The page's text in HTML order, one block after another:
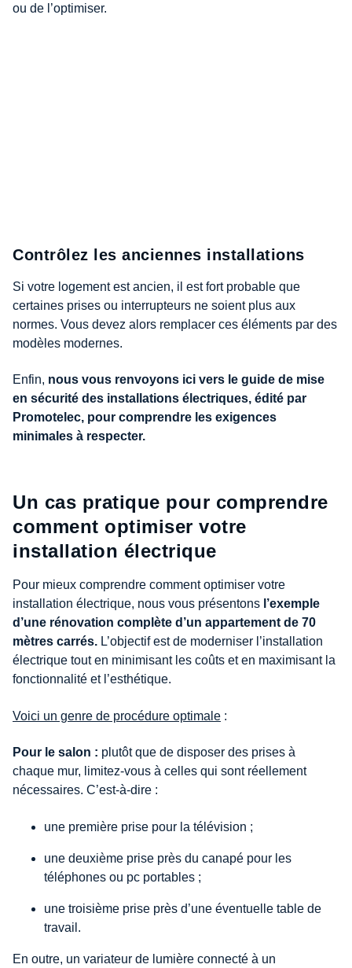
ou de l’optimiser.
Contrôlez les anciennes installations
Si votre logement est ancien, il est fort probable que
certaines prises ou interrupteurs ne soient plus aux
normes. Vous devez alors remplacer ces éléments par des
modèles modernes.
Enfin, nous vous renvoyons ici vers le guide de mise
en sécurité des installations électriques, édité par
Promotelec, pour comprendre les exigences
minimales à respecter.
Un cas pratique pour comprendre
comment optimiser votre
installation électrique
Pour mieux comprendre comment optimiser votre
installation électrique, nous vous présentons l’exemple
d’une rénovation complète d’un appartement de 70
mètres carrés. L’objectif est de moderniser l’installation
électrique tout en minimisant les coûts et en maximisant la
fonctionnalité et l’esthétique.
Voici un genre de procédure optimale :
Pour le salon : plutôt que de disposer des prises à
chaque mur, limitez-vous à celles qui sont réellement
nécessaires. C’est-à-dire :
une première prise pour la télévision ;
une deuxième prise près du canapé pour les
téléphones ou pc portables ;
une troisième prise près d’une éventuelle table de
travail.
En outre, un variateur de lumière connecté à un